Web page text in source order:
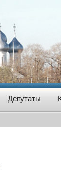
Депутаты